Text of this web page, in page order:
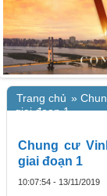
Trang chủ »
giai đoạn 1
Chung cư
giai đoạn 1
10:07:54 - 13/11/2019